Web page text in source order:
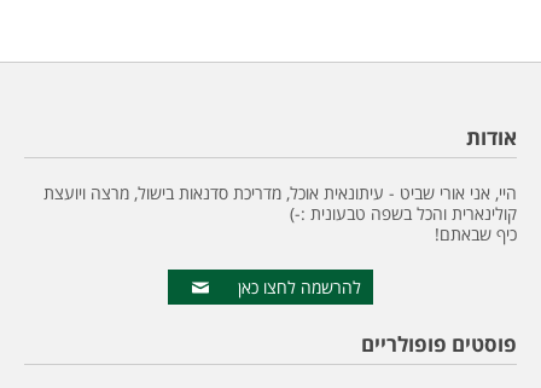
אודות
היי, אני אורי שביט - עיתונאית אוכל, מדריכת סדנאות בישול, מרצה ויועצת
קולינארית והכל בשפה טבעונית :-)
כיף שבאתם!
להרשמה לחצו כאן
פוסטים פופולריים